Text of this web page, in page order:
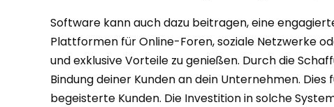
Software kann auch dazu beitragen, eine
Plattformen für Online-Foren, soziale Netzwerke
und exklusive Vorteile zu genießen. Durch die
Bindung deiner Kunden an dein Unternehmen.
begeisterte Kunden. Die Investition in solche